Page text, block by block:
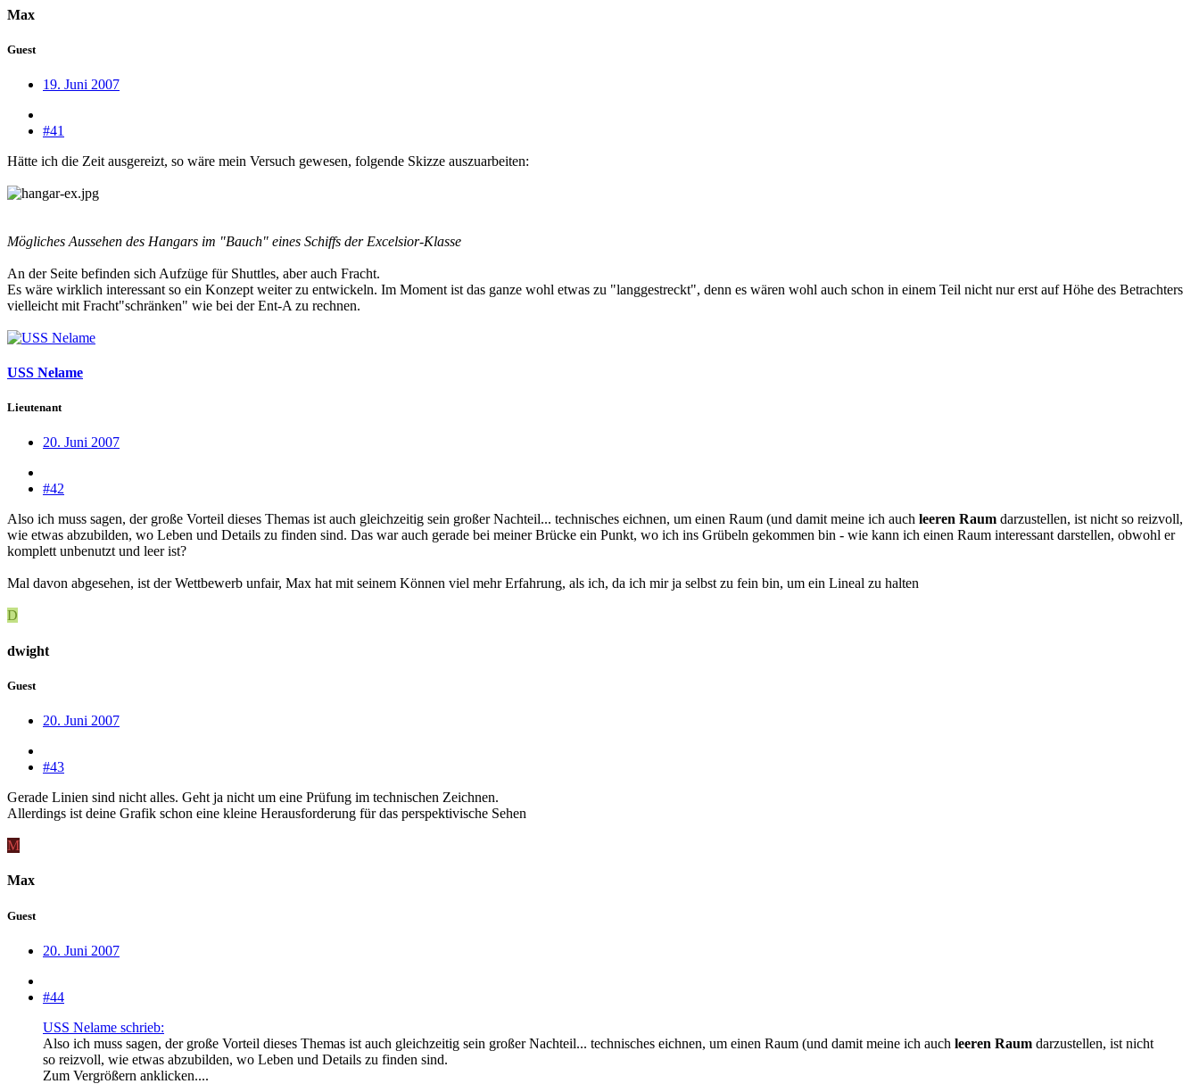
Max
Guest
19. Juni 2007
#41
Hätte ich die Zeit ausgereizt, so wäre mein Versuch gewesen, folgende Skizze auszuarbeiten:
Mögliches Aussehen des Hangars im "Bauch" eines Schiffs der Excelsior-Klasse
An der Seite befinden sich Aufzüge für Shuttles, aber auch Fracht.
Es wäre wirklich interessant so ein Konzept weiter zu entwickeln. Im Moment ist das ganze wohl etwas zu "langgestreckt", denn es wären wohl auch schon in einem Teil nicht nur erst auf Höhe des Betrachters
vielleicht mit Fracht"schränken" wie bei der Ent-A zu rechnen.
USS Nelame
Lieutenant
20. Juni 2007
#42
Also ich muss sagen, der große Vorteil dieses Themas ist auch gleichzeitig sein großer Nachteil... technisches eichnen, um einen Raum (und damit meine ich auch leeren Raum darzustellen, ist nicht so reizvoll,
wie etwas abzubilden, wo Leben und Details zu finden sind. Das war auch gerade bei meiner Brücke ein Punkt, wo ich ins Grübeln gekommen bin - wie kann ich einen Raum interessant darstellen, obwohl er
komplett unbenutzt und leer ist?
Mal davon abgesehen, ist der Wettbewerb unfair, Max hat mit seinem Können viel mehr Erfahrung, als ich, da ich mir ja selbst zu fein bin, um ein Lineal zu halten
D
dwight
Guest
20. Juni 2007
#43
Gerade Linien sind nicht alles. Geht ja nicht um eine Prüfung im technischen Zeichnen.
Allerdings ist deine Grafik schon eine kleine Herausforderung für das perspektivische Sehen
M
Max
Guest
20. Juni 2007
#44
USS Nelame schrieb:
Also ich muss sagen, der große Vorteil dieses Themas ist auch gleichzeitig sein großer Nachteil... technisches eichnen, um einen Raum (und damit meine ich auch leeren Raum darzustellen, ist nicht
so reizvoll, wie etwas abzubilden, wo Leben und Details zu finden sind.
Zum Vergrößern anklicken....